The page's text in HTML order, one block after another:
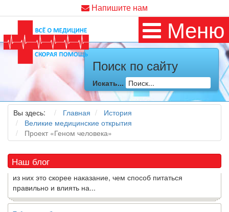
Напишите нам
Меню
Поиск по сайту
Искать...
Вы здесь: Главная
История
Великие медицинские открытия
Проект «Геном человека»
Наш блог
Как я заболел во время локдауна?
Это странная ситуация: вы соблюдали все меры
предосторожности COVID-19 (вы почти все время дома),
но, тем не менее, вы каким-то образом простудились. Вы
можете задаться...
5 причин обратить внимание на средиземноморскую диету
приходят в нашу
из них это скорее наказание, чем способ питаться
правильно и влиять на...